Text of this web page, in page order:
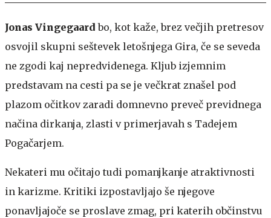
Jonas Vingegaard bo, kot kaže, brez večjih pretresov
osvojil skupni seštevek letošnjega Gira, če se seveda
ne zgodi kaj nepredvidenega. Kljub izjemnim
predstavam na cesti pa se je večkrat znašel pod
plazom očitkov zaradi domnevno preveč previdnega
načina dirkanja, zlasti v primerjavah s Tadejem
Pogačarjem.
Nekateri mu očitajo tudi pomanjkanje atraktivnosti
in karizme. Kritiki izpostavljajo še njegove
ponavljajoče se proslave zmag, pri katerih občinstvu